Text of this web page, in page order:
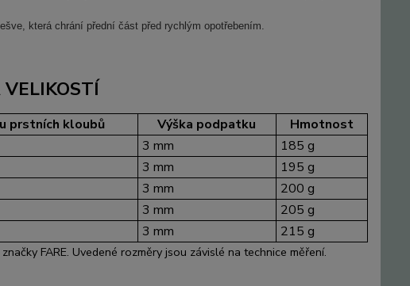
která chrání přední část před rychlým opotřebením.
prstních kloubů Výška podpatku
Hmotnost
3 mm
185 g
3 mm
195 g
3 mm
200 g
3 mm
205 g
3 mm
215 g
FARE. Uvedené rozměry jsou závislé na technice měření.